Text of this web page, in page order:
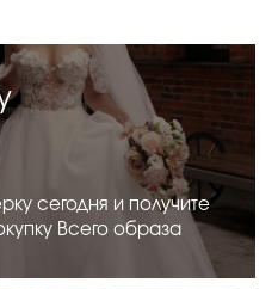
сегодня и получите
Всего образа